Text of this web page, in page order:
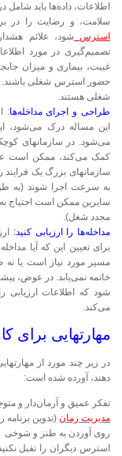
اطلاعات، داده‌ها باید
سلامت، و رضایت را در
استرس شود، علائم
تصمیم‌گیری در مورد
غیبت، بیماری و میزان
حضور استرس شغلی باشند.
شغلی هستند.
طراحی و اجرای مداخله‌ها:
این مساله درک می‌شود،
می‌شود. در سازمانهای
کمک می‌کند، ممکن است
سازمانهای بزرگ یک
به سرعت اجرا شوند (به
سایرین ممکن است احتیاج
مجدد شغل).
مداخله‌ها را ارزیابی کنید:
برای تعیین این که آیا
مسیر مورد نیاز است یا
خاتمه نمی‌یابد. در عوض،
شود که اطلاعات ارزیابی
می‌کند.
مهارتهایی
در زیر چند مورد از
دهند، آورده شده است:
تفکر عمیق و آرمان‌دار و
مدیریت زمان (تدوین
روی آوردن به طنز و شوخی
استرس دیگران را تقبل